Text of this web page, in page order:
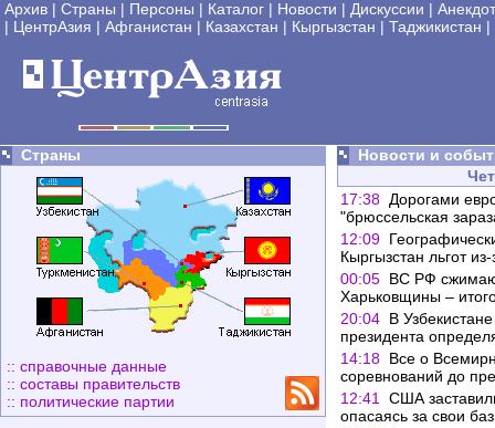
Архив | Страны | Персоны | Каталог | Новости | Дискуссии |
| ЦентрАзия | Афганистан | Казахстан | Кыргызстан | Таджикистан |
Страны
:: справочные данные
:: составы правительств
:: политические партии
Новости и
17:38 Дорогами
"брюссельская
12:09
Кыргызстан льгот
00:05 ВС РФ
Харьковщины –
20:04 В
президента
14:18 Все о
соревнований до
12:41
США
опасаясь за свои